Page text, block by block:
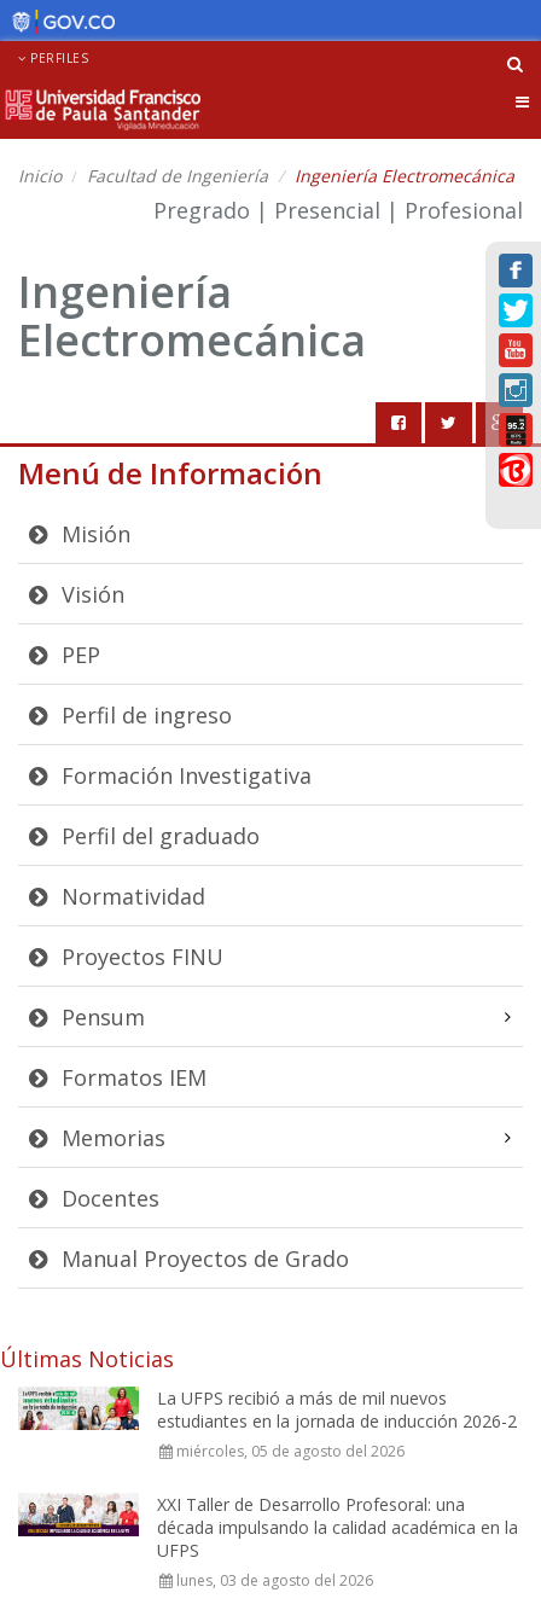
PERFILES
Inicio Facultad de Ingeniería Ingeniería Electromecánica
Pregrado | Presencial | Profesional
Ingeniería
Electromecánica
Menú de Información
Misión
Visión
PEP
Perfil de ingreso
Formación Investigativa
Perfil del graduado
Normatividad
Proyectos FINU
Pensum
Formatos IEM
Memorias
Docentes
Manual Proyectos de Grado
Últimas Noticias
La UFPS recibió a más de mil nuevos
estudiantes en la jornada de inducción 2026-2
miércoles, 05 de agosto del 2026
XXI Taller de Desarrollo Profesoral: una
década impulsando la calidad académica en la
UFPS
lunes, 03 de agosto del 2026